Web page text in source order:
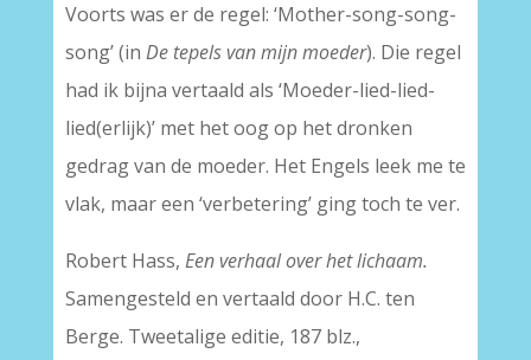
Voorts was er de regel: ‘Mother-song-song-
song’ (in De tepels van mijn moeder). Die regel
had ik bijna vertaald als ‘Moeder-lied-lied-
lied(erlijk)’ met het oog op het dronken
gedrag van de moeder. Het Engels leek me te
vlak, maar een ‘verbetering’ ging toch te ver.
Robert Hass, Een verhaal over het lichaam.
Samengesteld en vertaald door H.C. ten
Berge. Tweetalige editie, 187 blz.,